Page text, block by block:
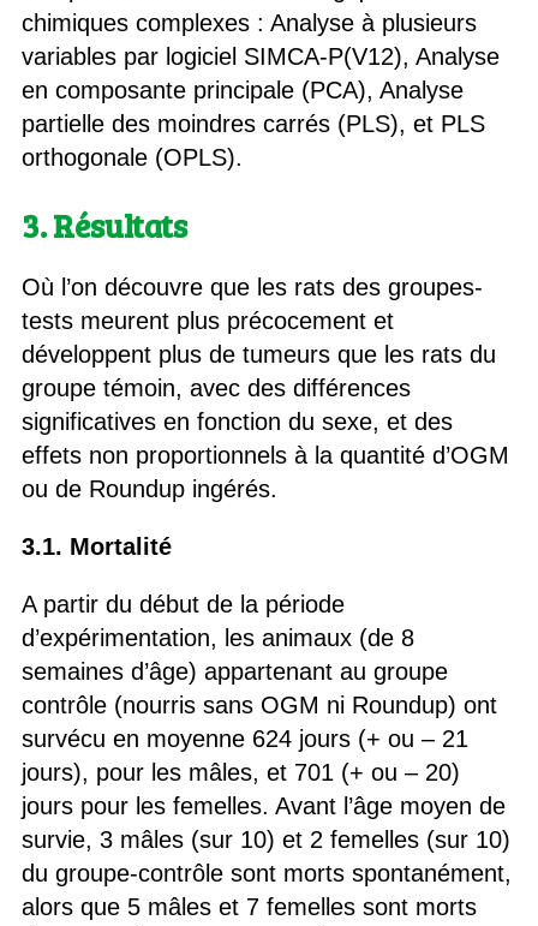
chimiques complexes : Analyse à plusieurs
variables par logiciel SIMCA-P(V12), Analyse
en composante principale (PCA), Analyse
partielle des moindres carrés (PLS), et PLS
orthogonale (OPLS).
3. Résultats
Où l’on découvre que les rats des groupes-
tests meurent plus précocement et
développent plus de tumeurs que les rats du
groupe témoin, avec des différences
significatives en fonction du sexe, et des
effets non proportionnels à la quantité d’OGM
ou de Roundup ingérés.
3.1. Mortalité
A partir du début de la période
d’expérimentation, les animaux (de 8
semaines d’âge) appartenant au groupe
contrôle (nourris sans OGM ni Roundup) ont
survécu en moyenne 624 jours (+ ou – 21
jours), pour les mâles, et 701 (+ ou – 20)
jours pour les femelles. Avant l’âge moyen de
survie, 3 mâles (sur 10) et 2 femelles (sur 10)
du groupe-contrôle sont morts spontanément,
alors que 5 mâles et 7 femelles sont morts